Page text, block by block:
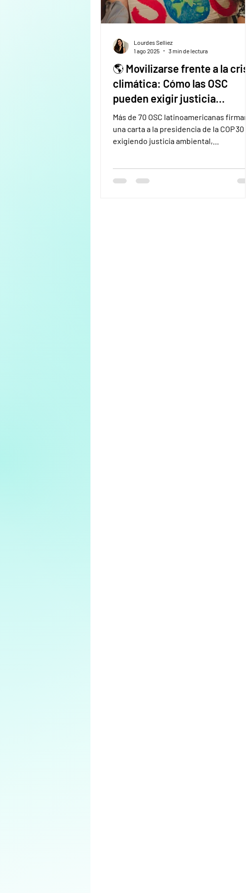
🌎 Movilizarse frente a la crisis
climática: Cómo las OSC
pueden exigir justicia
ambiental a partir de
iniciativas regionales.
Más de 70 OSC latinoamericanas firmaron
una carta a la presidencia de la COP 30
exigiendo justicia ambiental,
valor jurídico-político de estas iniciativas
Lourdes Selliez
1 ago 2025
3 min de lectura